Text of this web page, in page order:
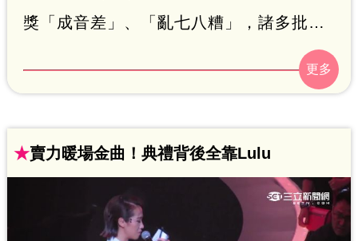
獎「成音差」、「亂七八糟」，諸多批評
讓主辦單位台視難以認同，今日發聲明表
示金曲獎是禮聘德國成音工程師來擔任顧
友也同步留言說：「耳朵懷孕了」、「這
證明不是收音的問題」辯駁。
★賣力暖場金曲！典禮背後全靠Lulu